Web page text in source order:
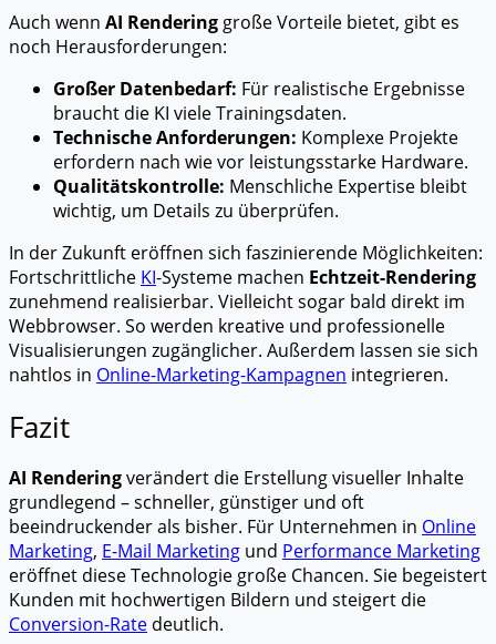
Auch wenn AI Rendering große Vorteile bietet, gibt es
noch Herausforderungen:
Großer Datenbedarf: Für realistische Ergebnisse
braucht die KI viele Trainingsdaten.
Technische Anforderungen: Komplexe Projekte
erfordern nach wie vor leistungsstarke Hardware.
Qualitätskontrolle: Menschliche Expertise bleibt
wichtig, um Details zu überprüfen.
In der Zukunft eröffnen sich faszinierende Möglichkeiten:
Fortschrittliche KI-Systeme machen Echtzeit-Rendering
zunehmend realisierbar. Vielleicht sogar bald direkt im
Webbrowser. So werden kreative und professionelle
Visualisierungen zugänglicher. Außerdem lassen sie sich
nahtlos in Online-Marketing-Kampagnen integrieren.
Fazit
AI Renderingverändert die Erstellung visueller Inhalte
grundlegend – schneller, günstiger und oft
beeindruckender als bisher. Für Unternehmen in Online
Marketing, E-Mail Marketing und Performance Marketing
eröffnet diese Technologie große Chancen. Sie begeistert
Kunden mit hochwertigen Bildern und steigert die
Conversion-Rate deutlich.